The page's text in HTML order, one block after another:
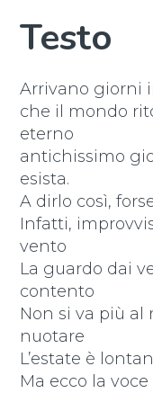
Testo
Arrivano giorni
che il mondo
eterno
antichissimo
esista.
A dirlo così,
Infatti,
vento
La guardo dai
contento
Non si va più al
nuotare
L’estate è
Ma ecco la